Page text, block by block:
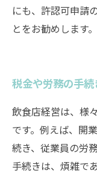
にも、許認可申請
とをお勧めします。
税金や労務の手
飲食店経営は、様
です。例えば、開
続き、従業員の労
手続きは、煩雑で